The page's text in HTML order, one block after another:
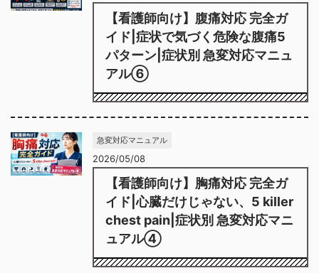
【看護師向け】腹痛対応 完全ガ
イド|症状で気づく危険な腹痛5
パターン|症状別 急変対応マニュ
アル⑥
急変対応マニュアル
2026/05/08
【看護師向け】胸痛対応 完全ガ
イド|心臓だけじゃない、5 killer
chest pain|症状別 急変対応マニ
ュアル④